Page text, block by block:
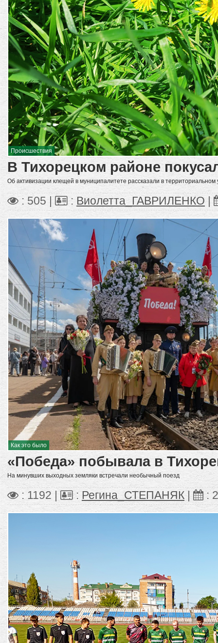
Происшествия
В Тихорецком районе
Об активизации клещей в муниципалитете рассказали в
: 505 | : Виолетта_ГАВРИЛЕНКО
Как это было
«Победа» побывала в
На минувших выходных земляки встречали необычный поезд
: 1192 | : Регина_СТЕПАНЯК | :